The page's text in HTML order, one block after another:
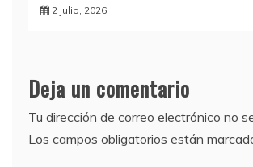
2 julio, 2026
Deja un comentario
Tu dirección de correo electrónico no
Los campos obligatorios están